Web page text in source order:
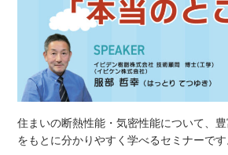
お問い合わせ
会員ログイン
説明会
住まいの断熱性能・気密性能について、
をもとに分かりやすく学べるセミナーです